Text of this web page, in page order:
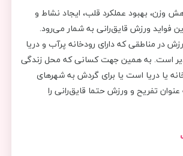
وزن، بهبود عملکرد قلب، ایجاد نشاط و
فواید ورزش قایق‌رانی به شمار می‌رود.
در مناطقی که دارای رودخانه پرآب و دریا
است. به همین جهت کسانی که محل زندگی
یا دریا است یا برای گردش به شهرهای
تفریح و ورزش حتما قایق‌رانی را